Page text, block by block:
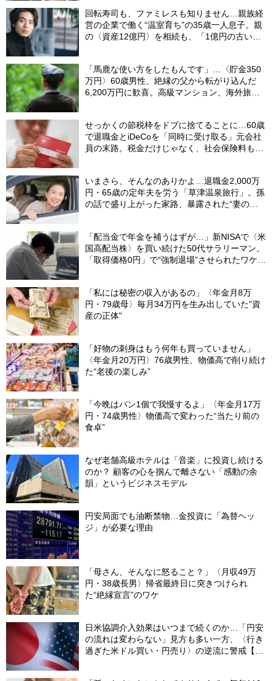
回転寿司も、ファミレスも知りません…親族経
営の企業で働く“温室育ち”の35歳一人息子。親
の〈資産12億円〉を相続も、「1億円の古いビ
「馬鹿な使い方をしたもんです」…〈貯金350
万円〉60歳男性、絶縁の父から転がり込んだ
6,200万円に歓喜。高級マンション、海外旅
せっかくの節税枠をドブに捨てることに…60歳
で退職金とiDeCoを「同時に受け取る」元会社
員の末路。税金だけじゃなく、社会保険料も上
いまさら、そんなのありかよ…退職金2,000万
円・65歳の定年夫を労う「草津温泉旅行」。孫
の話で盛り上がった家路、暴露された“妻の隠
「配当金で年金を補うはずが…」新NISAで〈米
国高配当株〉を買い続けた50代サラリーマン。
「取得価格0円」で“強制退場”させられたワケ
「私には秘密の収入があるの」〈年金月8万
円・79歳母〉毎月34万円を生み出していた"資
産の正体"
「好物の刺身はもう何年も買っていません」
〈年金月20万円〉76歳男性、物価高で削り続け
た“老後の楽しみ”
「今晩はパン1個で我慢するよ」〈年金月17万
円・74歳男性〉物価高で変わった“当たり前の
食卓”
なぜ老舗高級ホテルは「音楽」に投資し続ける
のか？ 顧客の心を掴んで離さない「感動の余
韻」というビジネスモデル
円安局面でも油断禁物…金投資に「為替ヘッ
ジ」が必要な理由
「母さん、そんなに怒ること？」〈月収49万
円・38歳長男〉帰省最終日に突きつけられ
た“絶縁宣言”のワケ
日米協調介入効果はいつまで続くのか…「円安
の流れは変わらない」見方も多い一方、〈行き
過ぎた米ドル買い・円売り〉の逆流に警戒【8